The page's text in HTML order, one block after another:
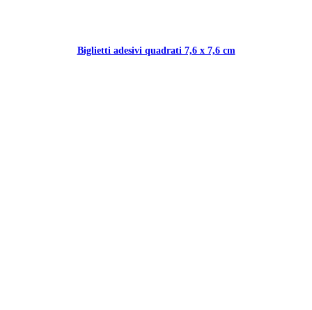
Biglietti adesivi quadrati 7,6 x 7,6 cm